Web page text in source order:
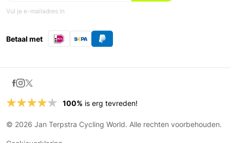
Vul je e-mailadres in
Betaal met
100% is erg tevreden!
© 2026 Jan Terpstra Cycling World. Alle rechten voorbehouden.